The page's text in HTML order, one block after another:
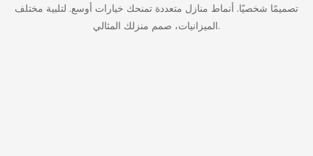
تصميمًا شخصيًا. أنماط منازل متعددة تمنحك خيارات أوسع. لتلبية مختلف
الميزانيات، صمم منزلك المثالي.